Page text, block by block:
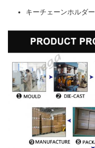
キーチェーンホルダー